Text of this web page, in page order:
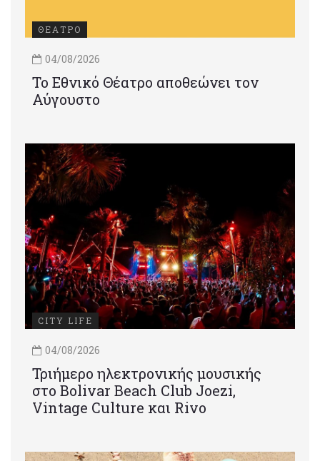
ΘΕΑΤΡΟ
04/08/2026
Το Εθνικό Θέατρο αποθεώνει τον
Αύγουστο
CITY LIFE
04/08/2026
Τριήμερο ηλεκτρονικής μουσικής
στο Bolivar Beach Club Joezi,
Vintage Culture και Rivo